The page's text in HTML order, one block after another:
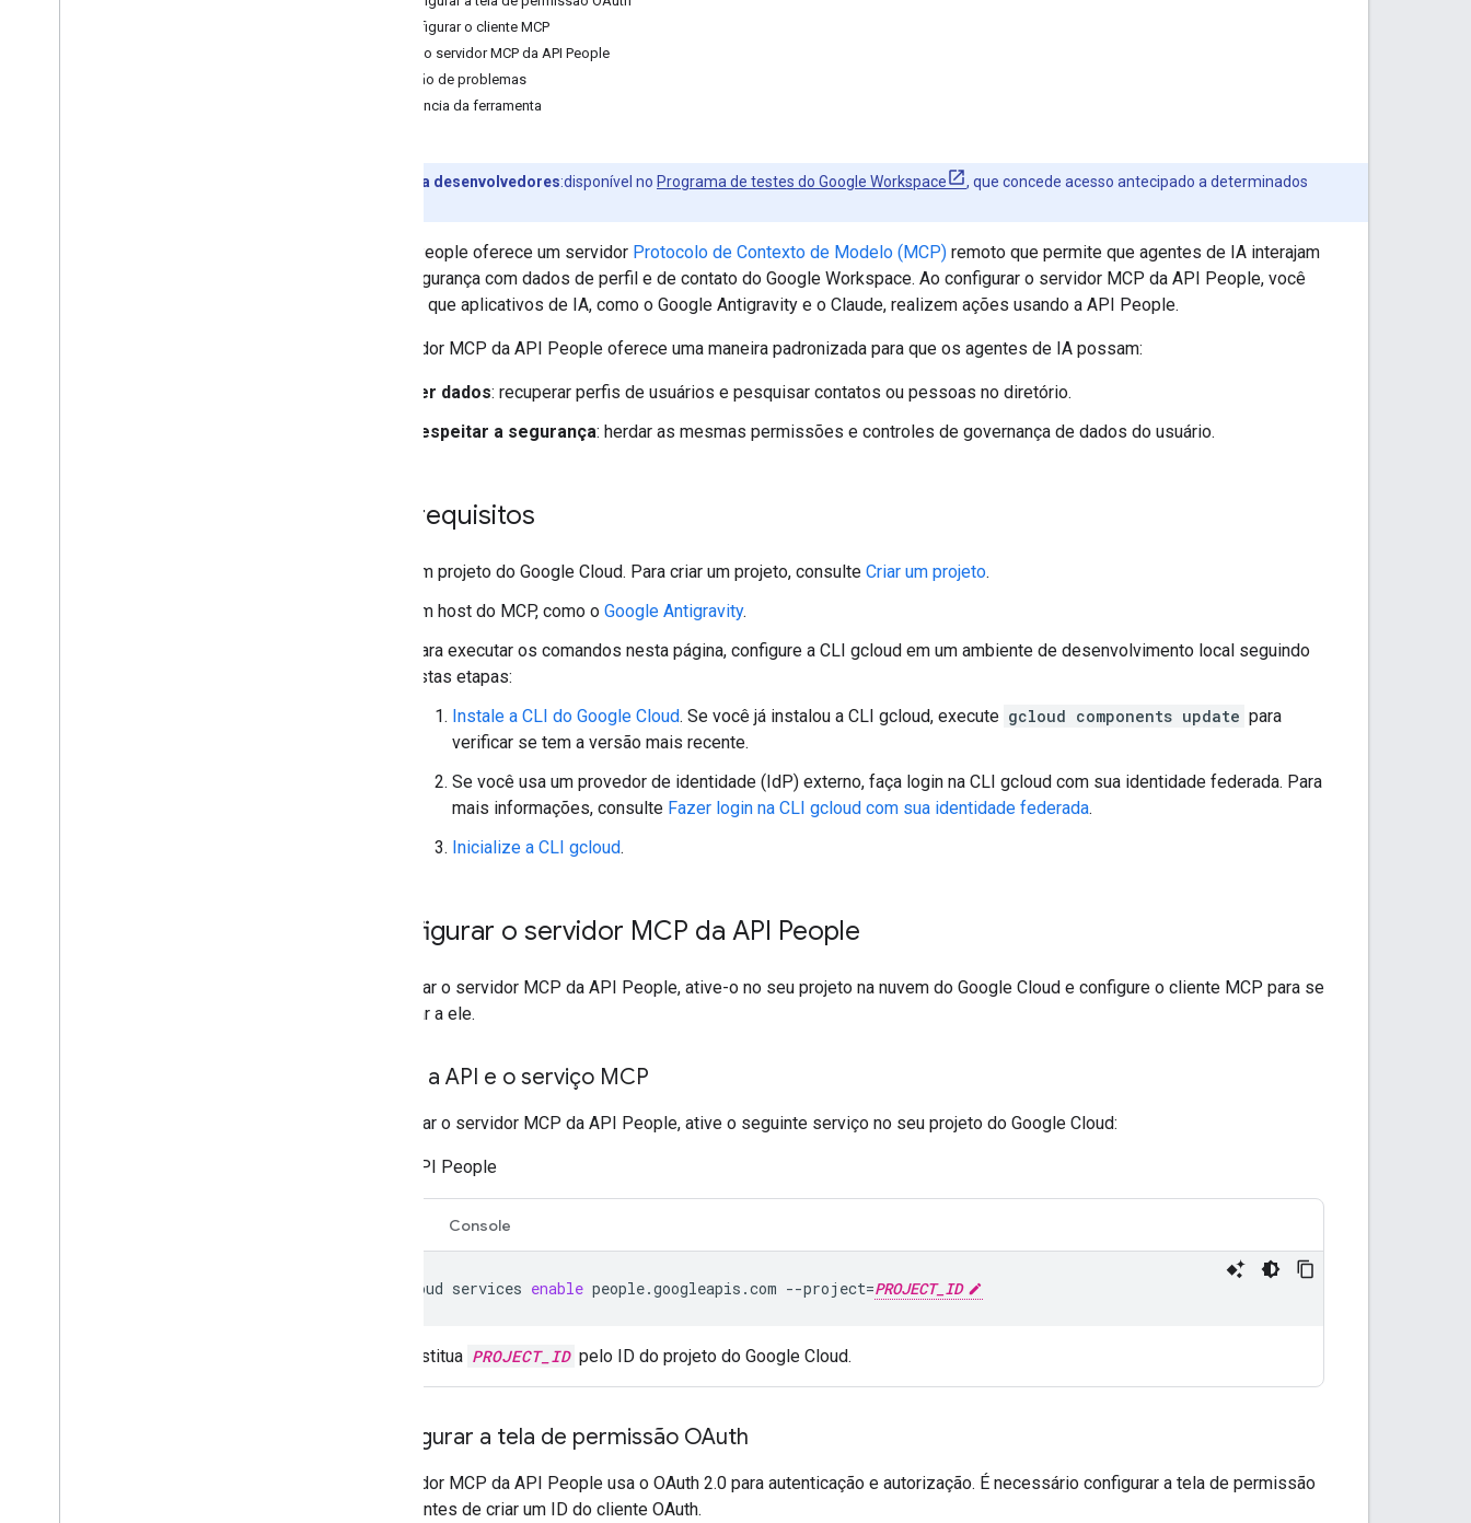
Configurar o cliente MCP
Testar o servidor MCP da API People
Solução de problemas
Referência da ferramenta
Prévia para desenvolvedores:disponível no Programa de testes do Google Workspace
, que concede acesso antecipado a determinados
A API People oferece um servidor Protocolo de Contexto de Modelo (MCP) remoto que permite que agentes de IA interajam
com segurança com dados de perfil e de contato do Google Workspace. Ao configurar o servidor MCP da API People, você
permite que aplicativos de IA, como o Google Antigravity e o Claude, realizem ações usando a API People.
O servidor MCP da API People oferece uma maneira padronizada para que os agentes de IA possam:
Ler dados: recuperar perfis de usuários e pesquisar contatos ou pessoas no diretório.
Respeitar a segurança: herdar as mesmas permissões e controles de governança de dados do usuário.
Pré-requisitos
Um projeto do Google Cloud. Para criar um projeto, consulte Criar um projeto.
Um host do MCP, como o Google Antigravity.
Para executar os comandos nesta página, configure a CLI gcloud em um ambiente de desenvolvimento local seguindo
estas etapas:
Instale a CLI do Google Cloud. Se você já instalou a CLI gcloud, execute gcloud components update para
verificar se tem a versão mais recente.
Se você usa um provedor de identidade (IdP) externo, faça login na CLI gcloud com sua identidade federada. Para
mais informações, consulte Fazer login na CLI gcloud com sua identidade federada.
Inicialize a CLI gcloud.
Configurar o servidor MCP da API People
Para usar o servidor MCP da API People, ative-o no seu projeto na nuvem do Google Cloud e configure o cliente MCP para se
conectar a ele.
Ativar a API e o serviço MCP
Para usar o servidor MCP da API People, ative o seguinte serviço no seu projeto do Google Cloud:
API People
Console
gcloud services enable people.googleapis.com --project=PROJECT_ID
Substitua PROJECT_ID pelo ID do projeto do Google Cloud.
Configurar a tela de permissão OAuth
O servidor MCP da API People usa o OAuth 2.0 para autenticação e autorização. É necessário configurar a tela de permissão
OAuth antes de criar um ID do cliente OAuth.